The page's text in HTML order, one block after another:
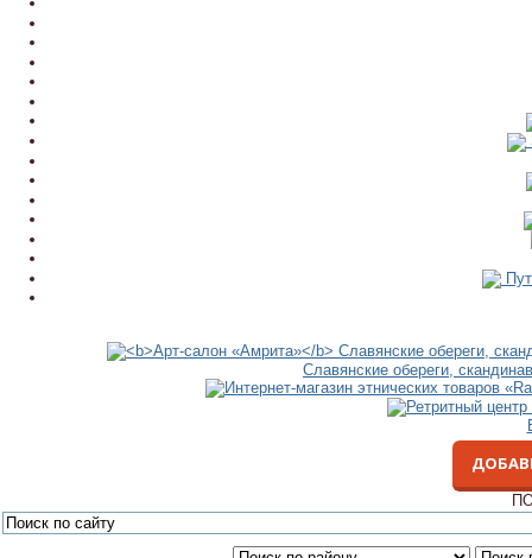
Славянские обереги,